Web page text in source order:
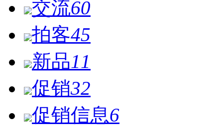
交流60
拍客45
新品11
促销32
促销信息6